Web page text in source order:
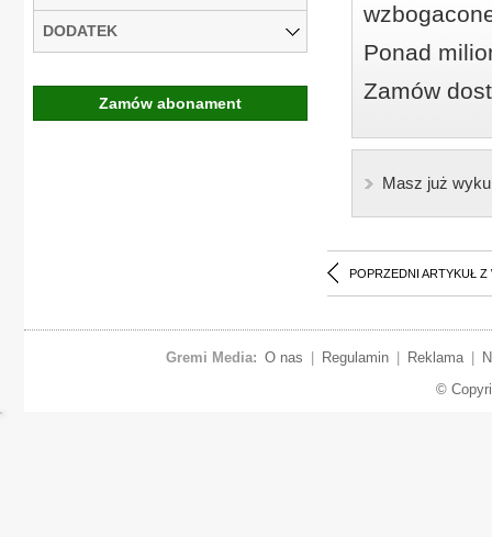
Ponad
Zamów
Masz już
POPRZEDNI ARTYKUŁ Z
DODATEK
Zamów abonament
Gremi Media: O nas Regulamin Reklama
©